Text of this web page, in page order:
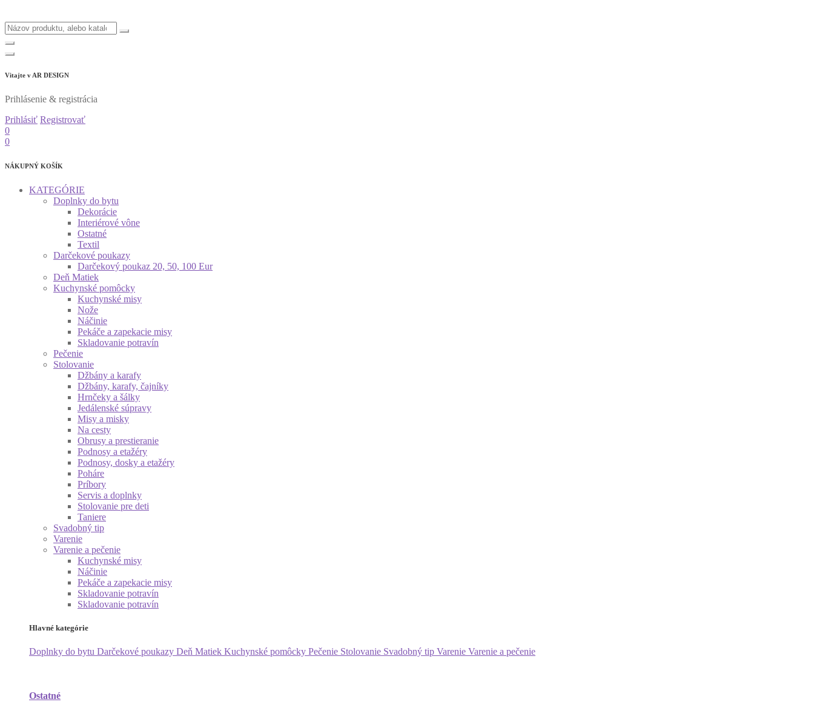
Vitajte v AR DESIGN
Prihlásenie & registrácia
Prihlásiť Registrovať
0
0
NÁKUPNÝ KOŠÍK
KATEGÓRIE
Doplnky do bytu
Dekorácie
Interiérové vône
Ostatné
Textil
Darčekové poukazy
Darčekový poukaz 20, 50, 100 Eur
Deň Matiek
Kuchynské pomôcky
Kuchynské misy
Nože
Náčinie
Pekáče a zapekacie misy
Skladovanie potravín
Pečenie
Stolovanie
Džbány a karafy
Džbány, karafy, čajníky
Hrnčeky a šálky
Jedálenské súpravy
Misy a misky
Na cesty
Obrusy a prestieranie
Podnosy a etažéry
Podnosy, dosky a etažéry
Poháre
Príbory
Servis a doplnky
Stolovanie pre deti
Taniere
Svadobný tip
Varenie
Varenie a pečenie
Kuchynské misy
Náčinie
Pekáče a zapekacie misy
Skladovanie potravín
Skladovanie potravín
Hlavné kategórie
Doplnky do bytu Darčekové poukazy Deň Matiek Kuchynské pomôcky Pečenie Stolovanie Svadobný tip Varenie Varenie a pečenie
Ostatné